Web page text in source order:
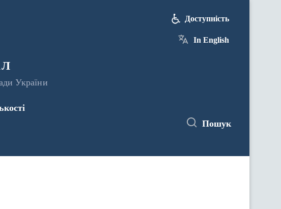
України
Доступність
In English
Пошук
ЦОВВ у засіданнях комітетів Верховної Ради України